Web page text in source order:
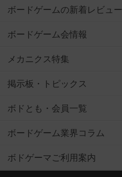
ボードゲームの新着レビュー
ボードゲーム会情報
メカニクス特集
掲示板・トピックス
ボドとも・会員一覧
ボードゲーム業界コラム
ボドゲーマご利用案内